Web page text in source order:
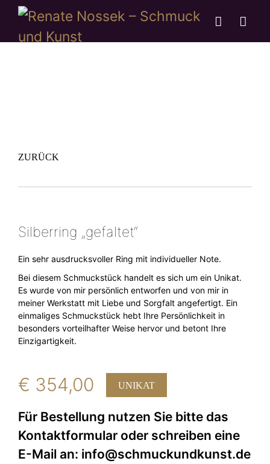
ZURÜCK
Silberring „gefaltet“
Ein sehr ausdrucksvoller Ring mit individueller Note.
Bei diesem Schmuckstück handelt es sich um ein Unikat.
Es wurde von mir persönlich entworfen und von mir in
meiner Werkstatt mit Liebe und Sorgfalt angefertigt. Ein
einmaliges Schmuckstück hebt Ihre Persönlichkeit in
besonders vorteilhafter Weise hervor und betont Ihre
Einzigartigkeit.
€ 354,00 UNIKAT